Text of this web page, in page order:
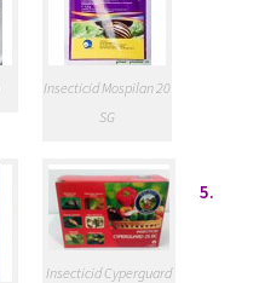
Insecticid Mospilan 20
SG
Insecticid Cyperguard
5.